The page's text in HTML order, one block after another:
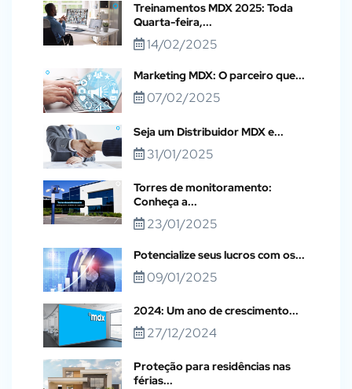
Treinamentos MDX 2025: Toda
Quarta-feira,...
14/02/2025
Marketing MDX: O parceiro que...
07/02/2025
Seja um Distribuidor MDX e...
31/01/2025
Torres de monitoramento:
Conheça a...
23/01/2025
Potencialize seus lucros com os...
09/01/2025
2024: Um ano de crescimento...
27/12/2024
Proteção para residências nas
férias...